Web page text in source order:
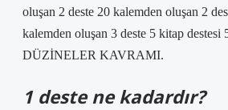
oluşan 2 deste 20 kalemden oluşan 2
kalemden oluşan 3 deste 5 kitap
DÜZİNELER KAVRAMI.
1 deste ne kadardır?